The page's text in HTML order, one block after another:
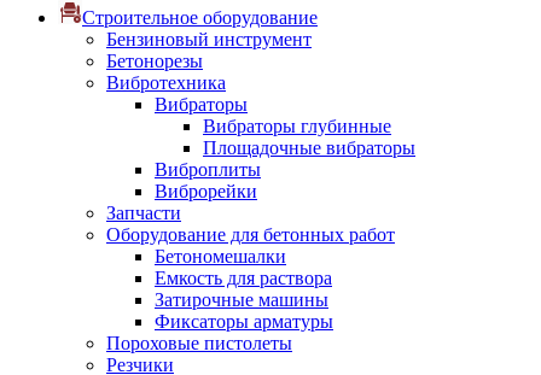
Строительное оборудование
Бензиновый инструмент
Бетонорезы
Вибротехника
Вибраторы
Вибраторы глубинные
Площадочные вибраторы
Виброплиты
Виброрейки
Запчасти
Оборудование для бетонных работ
Бетономешалки
Емкость для раствора
Затирочные машины
Фиксаторы арматуры
Пороховые пистолеты
Резчики